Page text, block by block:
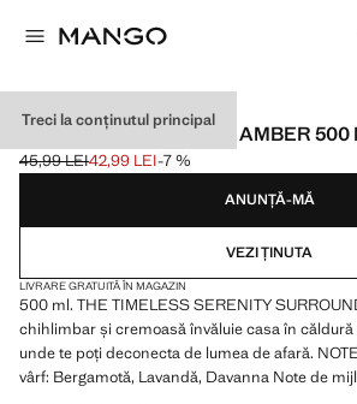
Treci la conținutul principal
SĂPUN LICHID MYSTIC AMBER 500
Preț inițial tăiat [45,99 LEI ]
45,99 LEI
Preț actual [42,99 LEI ]
42,99 LEI-7 %
Selectează o culoare
ANUNȚĂ-MĂ
VEZI ȚINUTA
LIVRARE GRATUITĂ ÎN MAGAZIN
500 ml. THE TIMELESS SERENITY
chihlimbar și cremoasă învăluie casa în
unde te poți deconecta de lumea de afară.
vârf: Bergamotă, Lavandă, Davanna Note de